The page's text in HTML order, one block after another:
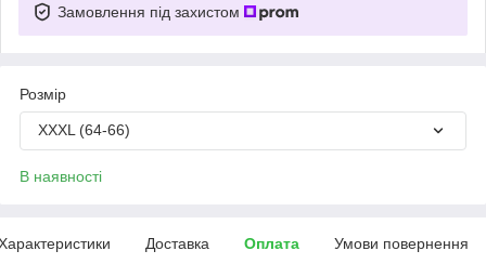
Замовлення під захистом
Розмір
XXXL (64-66)
В наявності
Доставка Оплата Умови повернення